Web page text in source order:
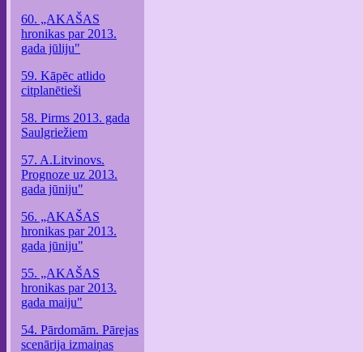
60. „AKAŠAS
hronikas par 2013.
gada jūliju"
59. Kāpēc atlido
citplanētieši
58. Pirms 2013. gada
Saulgriežiem
57. A.Litvinovs.
Prognoze uz 2013.
gada jūniju"
56. „AKAŠAS
hronikas par 2013.
gada jūniju"
55. „AKAŠAS
hronikas par 2013.
gada maiju"
54. Pārdomām. Pārejas
scenārija izmaiņas